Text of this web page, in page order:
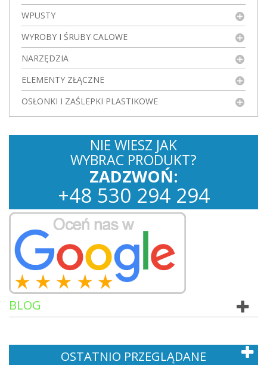
WPUSTY
WYROBY I ŚRUBY CALOWE
NARZĘDZIA
ELEMENTY ZŁĄCZNE
OSŁONKI I ZAŚLEPKI PLASTIKOWE
NIE WIESZ JAK
WYBRAC PRODUKT?
ZADZWOŃ:
+48 530 294 294
BLOG
OSTATNIO PRZEGLĄDANE